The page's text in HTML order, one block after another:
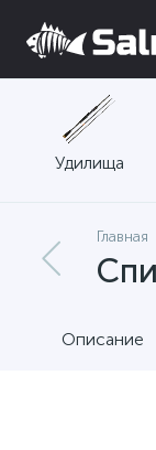
Удилища
Главная
Описание